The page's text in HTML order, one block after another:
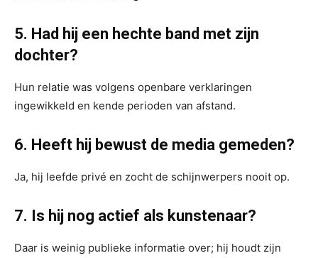
5. Had hij een hechte band met zijn
dochter?
Hun relatie was volgens openbare verklaringen
ingewikkeld en kende perioden van afstand.
6. Heeft hij bewust de media gemeden?
Ja, hij leefde privé en zocht de schijnwerpers nooit op.
7. Is hij nog actief als kunstenaar?
Daar is weinig publieke informatie over; hij houdt zijn